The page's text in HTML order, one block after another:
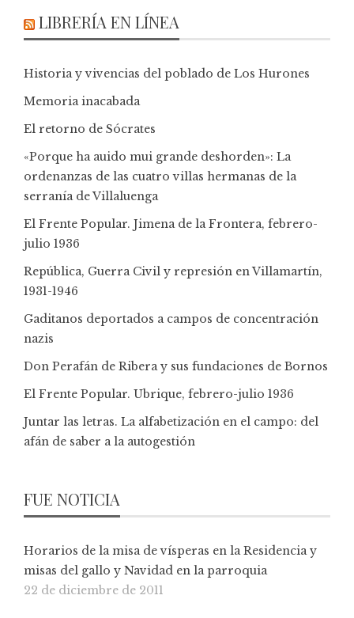
LIBRERÍA EN LÍNEA
Historia y vivencias del poblado de Los Hurones
Memoria inacabada
El retorno de Sócrates
«Porque ha auido mui grande deshorden»: La
ordenanzas de las cuatro villas hermanas de la
serranía de Villaluenga
El Frente Popular. Jimena de la Frontera, febrero-
julio 1936
República, Guerra Civil y represión en Villamartín,
1931-1946
Gaditanos deportados a campos de concentración
nazis
Don Perafán de Ribera y sus fundaciones de Bornos
El Frente Popular. Ubrique, febrero-julio 1936
Juntar las letras. La alfabetización en el campo: del
afán de saber a la autogestión
FUE NOTICIA
Horarios de la misa de vísperas en la Residencia y
misas del gallo y Navidad en la parroquia
22 de diciembre de 2011